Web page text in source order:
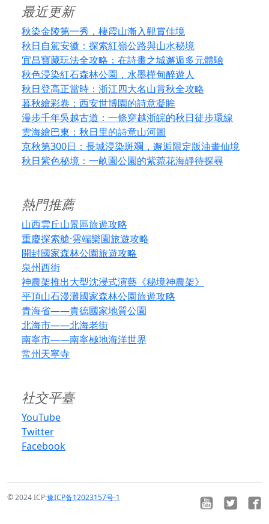
最近更新
秋染金陵第一秀，棲霞山漸入觀賞佳境
秋日自駕安徽：探索紅嶺公路與山水秘境
宜昌寶藏玩法全攻略：在詩畫之城邂逅多元體驗
秋色浸染紅石森林公園，水墨樺甸醉遊人
秋日登高正當時：浙江四大名山賞秋全攻略
暮秋繪彩卷：西安世博園的詩意凝眸
漫步千年吳越古道：一條穿越浙皖的秋日徒步環線
雲海繪巴東：秋日里的詩意山河圖
京秋第300日：長城浸染斑斕，邂逅限定版油畫仙境
秋日紫色秘境：一畝園公園的紫菀花海靜待探尋
熱門推薦
山西雲丘山景區旅遊攻略
重慶探索艙·雲端樂園旅遊攻略
開封國家森林公園旅遊攻略
泉州西街
神農架推出大型沈浸式演藝《秘境神農架》
平頂山石漫灘國家森林公園旅遊攻略
青海省——貴德國家地質公園
北海市——北海老街
南寧市——南寧極地海洋世界
常州天寧寺
社交平臺
YouTube
Twitter
Facebook
© 2024 ICP:豫ICP备12023157号-1